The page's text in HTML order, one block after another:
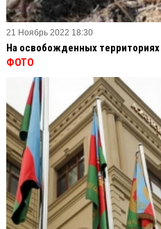
21 Ноябрь 2022 18:30
На освобожденных
ФОТО